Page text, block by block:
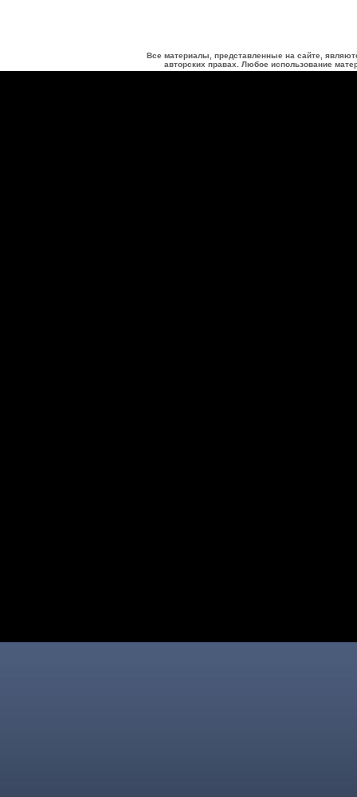
Все материалы, представленные на сайте,
авторских правах. Любое использование